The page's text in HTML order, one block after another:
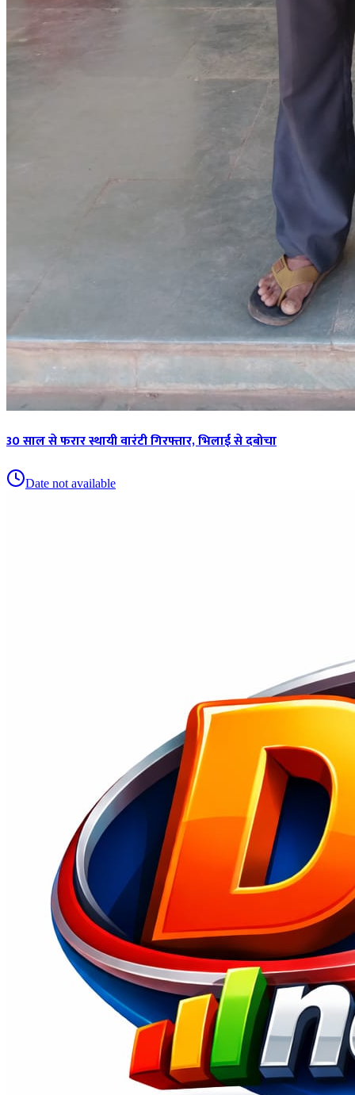
30 साल से फरार स्थायी वारंटी गिरफ्तार, भिलाई से दबोचा
Date not available